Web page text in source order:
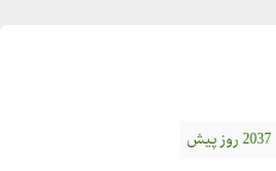
2037 روز پیش